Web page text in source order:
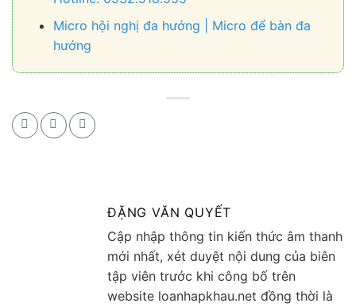
Micro hội nghị đa hướng | Micro để bàn đa
hướng
ĐẶNG VĂN QUYẾT
Cập nhập thông tin kiến thức âm thanh
mới nhất, xét duyệt nội dung của biên
tập viên trước khi công bố trên
website loanhapkhau.net đồng thời là